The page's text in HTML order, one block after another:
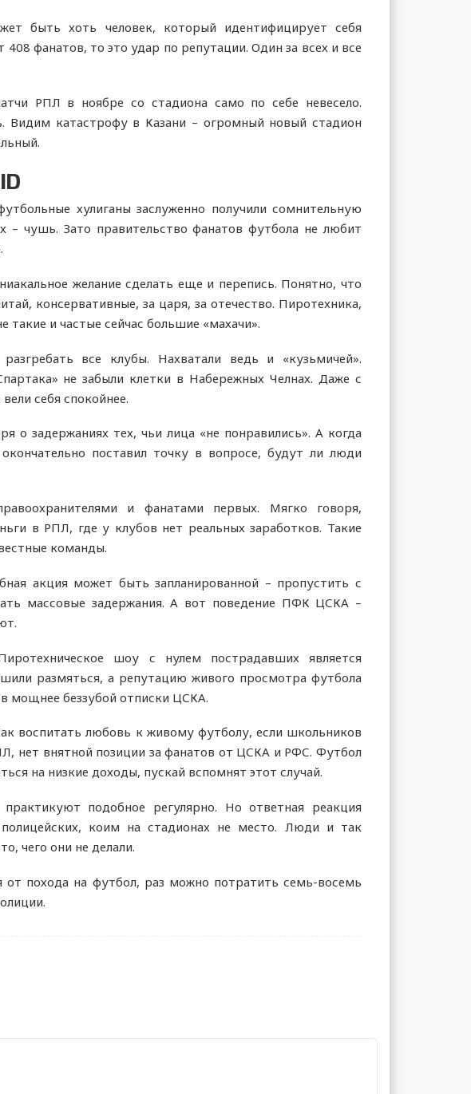
быть хоть человек, который идентифицирует себя
фанатов, то это удар по репутации. Один за всех и все
РПЛ в ноябре со стадиона само по себе невесело.
катастрофу в Казани – огромный новый стадион
хулиганы заслуженно получили сомнительную
чушь. Зато правительство фанатов футбола не любит
желание сделать еще и перепись. Понятно, что
консервативные, за царя, за отечество. Пиротехника,
и частые сейчас большие «махачи».
все клубы. Нахватали ведь и «кузьмичей».
не забыли клетки в Набережных Челнах. Даже с
себя спокойнее.
о задержаниях тех, чьи лица «не понравились». А когда
поставил точку в вопросе, будут ли люди
и фанатами первых. Мягко говоря,
в РПЛ, где у клубов нет реальных заработков. Такие
команды.
акция может быть запланированной – пропустить с
массовые задержания. А вот поведение ПФК ЦСКА –
шоу с нулем пострадавших является
размяться, а репутацию живого просмотра футбола
мощнее беззубой отписки ЦСКА.
воспитать любовь к живому футболу, если школьников
нет внятной позиции за фанатов от ЦСКА и РФС. Футбол
на низкие доходы, пускай вспомнят этот случай.
подобное регулярно. Но ответная реакция
коим на стадионах не место. Люди и так
чего они не делали.
похода на футбол, раз можно потратить семь-восемь